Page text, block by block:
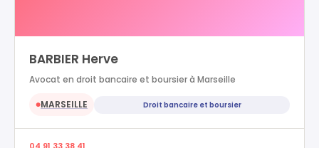
BARBIER Herve
Avocat en droit bancaire et boursier à Marseille
●MARSEILLE Droit bancaire et boursier
04 91 33 38 41